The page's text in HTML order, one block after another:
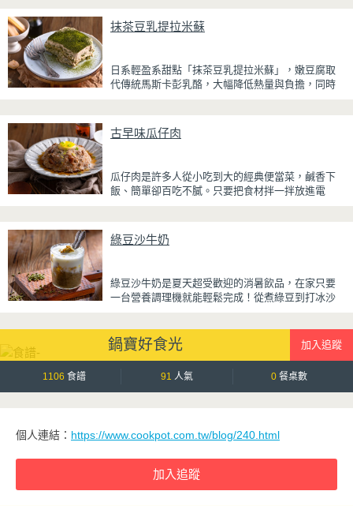
入氣炸烤箱烘烤，免油炸也能烤出外皮金黃微酥、
配冰涼啤酒更是絕配！無論是父親節、聚會或宵夜
時光，在家就能輕鬆端出美味下酒菜。
抹茶豆乳提拉米蘇
日系輕盈系甜點「抹茶豆乳提拉米蘇」，嫩豆腐取
代傳統馬斯卡彭乳酪，大幅降低熱量與負擔，同時
厚重，搭配帶微苦茶香的抹茶與香氣濃郁的黃豆
粉，甜而不膩，層次更加豐富。
吃到淡淡的茶香。相較於傳統提拉米蘇，這款更清
爽、更低負擔，無論是下午茶、飯後甜點，或是正
古早味瓜仔肉
瓜仔肉是許多人從小吃到大的經典便當菜，鹹香下
飯、簡單卻百吃不膩。只要把食材拌一拌放進電
蒸好的瓜仔肉鮮嫩多汁，絞肉吸飽脆瓜醬汁的甘甜
滿濃濃古早味，帶便當、配稀飯、配白飯都好吃，
讓人忍不住多扒好幾口飯，是一道簡單又美味的經
綠豆沙牛奶
綠豆沙牛奶是夏天超受歡迎的消暑飲品，在家只要
一台營養調理機就能輕鬆完成！從煮綠豆到打冰沙
先把綠豆煮到綿密鬆軟，再攪打成綠豆沙，最後跟
牛奶混合均勻就完成~口感細緻滑順，入口帶有綠豆
天然清香，搭配濃郁奶香，冰冰喝清涼又消暑，炎
炎夏日一定要喝一杯！
鍋寶好食光
1106 食譜 91 人氣 0 餐桌數
個人連結： https://www.cookpot.com.tw/blog/240.html